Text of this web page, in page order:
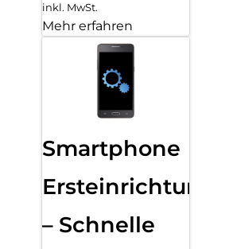
inkl. MwSt.
Mehr erfahren
Smartphone
Ersteinrichtung
– Schnelle